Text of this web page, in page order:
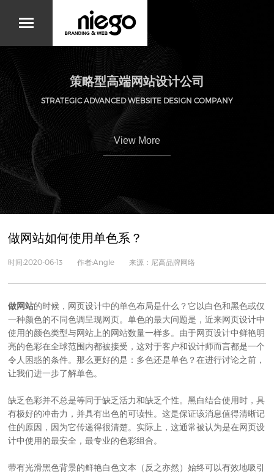
策略型高端网站设计公司
STRATEGIC ADVANCED WEBSITE DESIGN COMPANY
View More
做网站如何使用单色系？
时间:2020-06-13 作者:Angle 来源：尼高品牌网络
做网站的时候，网页设计中的单色布局是什么？它以白色和黑色或仅
一种颜色的不同色调呈现网页。单色的最大问题是，近来网页设计中
使用的颜色类型与网站上的网站数量一样多。由于网页设计中鲜艳明
亮的色彩在全球范围内都被接受，这对于客户和设计师而言都是一个
令人困惑的条件。那么更好的是：多色还是单色？在进行讨论之前，
让我们进一步了解单色。
缺乏色彩并不总是等同于缺乏活力和缺乏个性。黑白结合使用时，具
有极好的冲击力，并具有出色的可读性。这是保证该消息值得清晰记
住的原因，因为它传递得很清楚。实际上，这通常被认为是在网页设
计中使用的最安全，最专业的色彩组合。
带有光滑黑色背景的鲜艳白色文本（反之亦然）始终可以有效地吸引